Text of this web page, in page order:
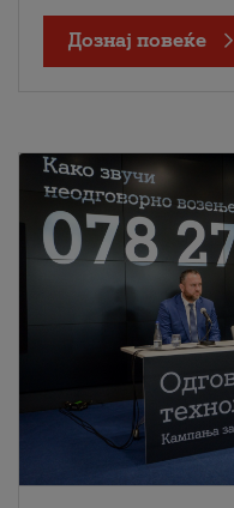
Дознај повеќе